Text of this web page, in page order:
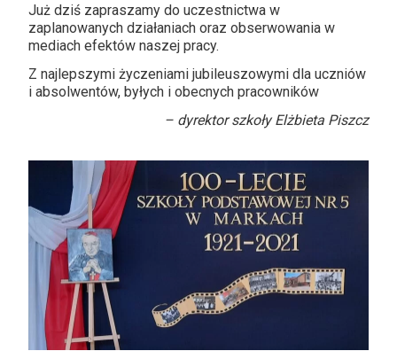
Już dziś zapraszamy do uczestnictwa w
zaplanowanych działaniach oraz obserwowania w
mediach efektów naszej pracy.
Z najlepszymi życzeniami jubileuszowymi dla uczniów
i absolwentów, byłych i obecnych pracowników
– dyrektor szkoły Elżbieta Piszcz